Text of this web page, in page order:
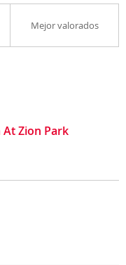
Mejor valorados
Zion Park